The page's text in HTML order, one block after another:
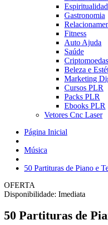
Gastronomia
Fitness
Auto Ajuda
Saúde
Criptomoedas
Beleza e
Marketing
Cursos PLR
Packs PLR
Ebooks PLR
Vetores Cnc Laser
Página Inicial
Música
50 Partituras de Piano e
OFERTA
Disponibilidade: Imediata
50 Partituras de